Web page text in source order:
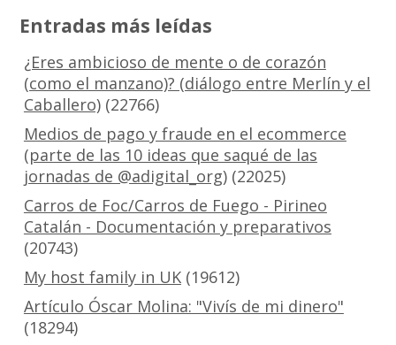
Entradas más leídas
¿Eres ambicioso de mente o de corazón
(como el manzano)? (diálogo entre Merlín y el
Caballero)(22766)
Medios de pago y fraude en el ecommerce
(parte de las 10 ideas que saqué de las
jornadas de @adigital_org)(22025)
Carros de Foc/Carros de Fuego - Pirineo
Catalán - Documentación y preparativos
(20743)
My host family in UK(19612)
Artículo Óscar Molina: "Vivís de mi dinero"
(18294)